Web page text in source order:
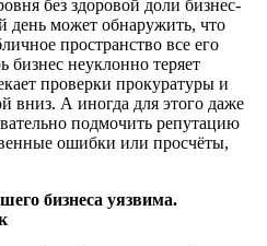
без здоровой доли бизнес-
день может обнаружить, что
пространство все его
бизнес неуклонно теряет
проверки прокуратуры и
вниз. А иногда для этого даже
подмочить репутацию
ошибки или просчёты,
бизнеса уязвима.